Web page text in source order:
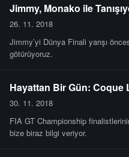
Jimmy, Monako ile
26. 11. 2018
Jimmy’yi Dünya Finali yarışı
götürüyoruz.
Hayattan Bir Gün: Coque
30. 11. 2018
FIA GT Championship
bize biraz bilgi veriyor.